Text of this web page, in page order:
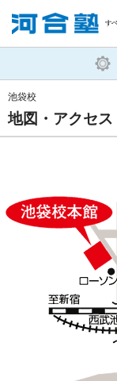
塾生の方
地図・アクセス
池袋校